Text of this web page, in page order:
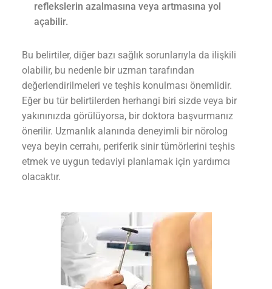
reflekslerin azalmasına veya artmasına yol
açabilir.
Bu belirtiler, diğer bazı sağlık sorunlarıyla da ilişkili
olabilir, bu nedenle bir uzman tarafından
değerlendirilmeleri ve teşhis konulması önemlidir.
Eğer bu tür belirtilerden herhangi biri sizde veya bir
yakınınızda görülüyorsa, bir doktora başvurmanız
önerilir. Uzmanlık alanında deneyimli bir nörolog
veya beyin cerrahı, periferik sinir tümörlerini teşhis
etmek ve uygun tedaviyi planlamak için yardımcı
olacaktır.